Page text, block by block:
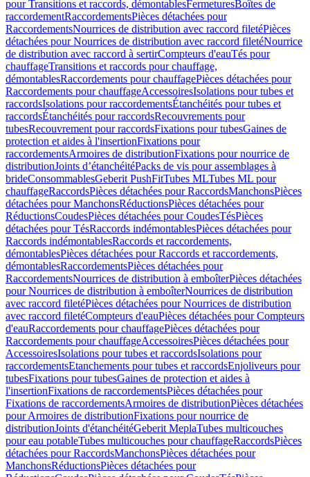
pour Transitions et raccords, démontablesFermeturesBoîtes de
raccordementRaccordementsPièces détachées pour
RaccordementsNourrices de distribution avec raccord filetéPièces
détachées pour Nourrices de distribution avec raccord filetéNourrice
de distribution avec raccord à sertirCompteurs d'eauTés pour
chauffageTransitions et raccords pour chauffage,
démontablesRaccordements pour chauffagePièces détachées pour
Raccordements pour chauffageAccessoiresIsolations pour tubes et
raccordsIsolations pour raccordementsÉtanchéités pour tubes et
raccordsÉtanchéités pour raccordsRecouvrements pour
tubesRecouvrement pour raccordsFixations pour tubesGaines de
protection et aides à l'insertionFixations pour
raccordementsArmoires de distributionFixations pour nourrice de
distributionJoints d’étanchéitéPacks de vis pour assemblages à
brideConsommablesGeberit PushFitTubes MLTubes ML pour
chauffageRaccordsPièces détachées pour RaccordsManchonsPièces
détachées pour ManchonsRéductionsPièces détachées pour
RéductionsCoudesPièces détachées pour CoudesTésPièces
détachées pour TésRaccords indémontablesPièces détachées pour
Raccords indémontablesRaccords et raccordements,
démontablesPièces détachées pour Raccords et raccordements,
démontablesRaccordementsPièces détachées pour
RaccordementsNourrices de distribution à emboîterPièces détachées
pour Nourrices de distribution à emboîterNourrices de distribution
avec raccord filetéPièces détachées pour Nourrices de distribution
avec raccord filetéCompteurs d'eauPièces détachées pour Compteurs
d'eauRaccordements pour chauffagePièces détachées pour
Raccordements pour chauffageAccessoiresPièces détachées pour
AccessoiresIsolations pour tubes et raccordsIsolations pour
raccordementsEtanchements pour tubes et raccordsEnjoliveurs pour
tubesFixations pour tubesGaines de protection et aides à
l'insertionFixations de raccordementsPièces détachées pour
Fixations de raccordementsArmoires de distributionPièces détachées
pour Armoires de distributionFixations pour nourrice de
distributionJoints d'étanchéitéGeberit MeplaTubes multicouches
pour eau potableTubes multicouches pour chauffageRaccordsPièces
détachées pour RaccordsManchonsPièces détachées pour
ManchonsRéductionsPièces détachées pour